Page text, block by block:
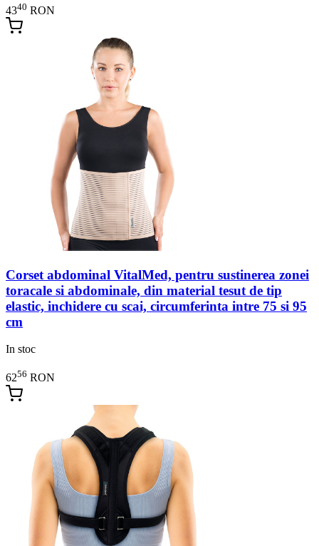
4340 RON
Corset abdominal VitalMed, pentru sustinerea zonei
toracale si abdominale, din material tesut de tip
elastic, inchidere cu scai, circumferinta intre 75 si 95
cm
In stoc
6256 RON